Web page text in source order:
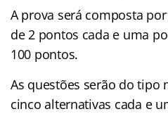
A prova será composta
de 2 pontos cada e uma
100 pontos.
As questões serão do tipo
cinco alternativas cada e